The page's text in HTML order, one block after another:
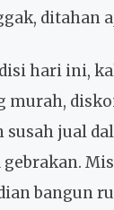
ditahan
hari ini,
murah,
susah jual
bangun